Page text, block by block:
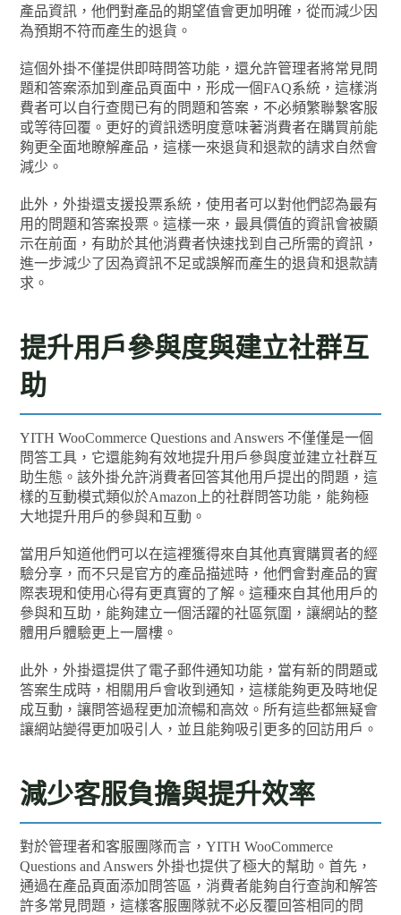
產品資訊，他們對產品的期望值會更加明確，從而減少因
為預期不符而產生的退貨。
這個外掛不僅提供即時問答功能，還允許管理者將常見問
題和答案添加到產品頁面中，形成一個FAQ系統，這樣消
費者可以自行查閱已有的問題和答案，不必頻繁聯繫客服
或等待回覆。更好的資訊透明度意味著消費者在購買前能
夠更全面地瞭解產品，這樣一來退貨和退款的請求自然會
減少。
此外，外掛還支援投票系統，使用者可以對他們認為最有
用的問題和答案投票。這樣一來，最具價值的資訊會被顯
示在前面，有助於其他消費者快速找到自己所需的資訊，
進一步減少了因為資訊不足或誤解而產生的退貨和退款請
求。
提升用戶參與度與建立社群互
助
YITH WooCommerce Questions and Answers 不僅僅是一個
問答工具，它還能夠有效地提升用戶參與度並建立社群互
助生態。該外掛允許消費者回答其他用戶提出的問題，這
樣的互動模式類似於Amazon上的社群問答功能，能夠極
大地提升用戶的參與和互動。
當用戶知道他們可以在這裡獲得來自其他真實購買者的經
驗分享，而不只是官方的產品描述時，他們會對產品的實
際表現和使用心得有更真實的了解。這種來自其他用戶的
參與和互助，能夠建立一個活躍的社區氛圍，讓網站的整
體用戶體驗更上一層樓。
此外，外掛還提供了電子郵件通知功能，當有新的問題或
答案生成時，相關用戶會收到通知，這樣能夠更及時地促
成互動，讓問答過程更加流暢和高效。所有這些都無疑會
讓網站變得更加吸引人，並且能夠吸引更多的回訪用戶。
減少客服負擔與提升效率
對於管理者和客服團隊而言，YITH WooCommerce
Questions and Answers 外掛也提供了極大的幫助。首先，
通過在產品頁面添加問答區，消費者能夠自行查詢和解答
許多常見問題，這樣客服團隊就不必反覆回答相同的問